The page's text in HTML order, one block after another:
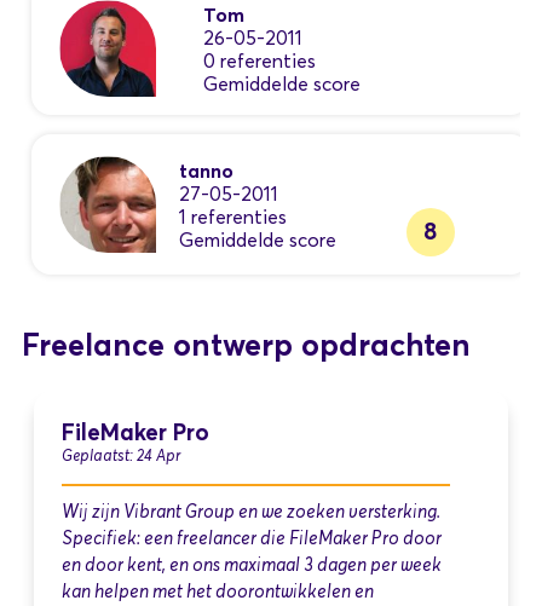
Tom
26-05-2011
0 referenties
Gemiddelde score
tanno
27-05-2011
1 referenties
Gemiddelde score
8
Freelance ontwerp opdrachten
FileMaker Pro
Geplaatst: 24 Apr
Wij zijn Vibrant Group en we zoeken versterking.
Specifiek: een freelancer die FileMaker Pro door
en door kent, en ons maximaal 3 dagen per week
kan helpen met het doorontwikkelen en